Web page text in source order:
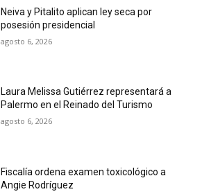
Neiva y Pitalito aplican ley seca por
posesión presidencial
agosto 6, 2026
Laura Melissa Gutiérrez representará a
Palermo en el Reinado del Turismo
agosto 6, 2026
Fiscalía ordena examen toxicológico a
Angie Rodríguez